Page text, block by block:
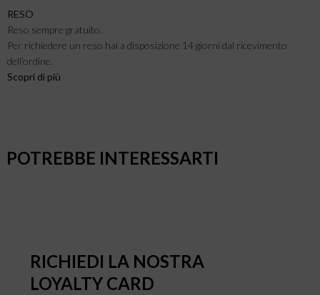
RESO
Reso sempre gratuito.
Per richiedere un reso hai a disposizione 14 giorni dal ricevimento
dell’ordine.
Scopri di più
POTREBBE INTERESSARTI
RICHIEDI LA NOSTRA
LOYALTY CARD